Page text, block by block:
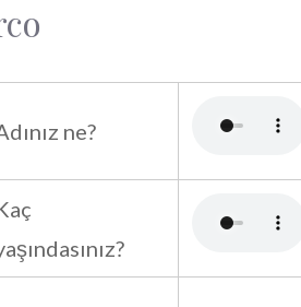
ne?